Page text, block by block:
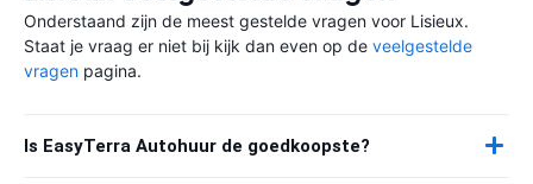
Onderstaand zijn de meest gestelde vragen voor Lisieux.
Staat je vraag er niet bij kijk dan even op de veelgestelde
vragen pagina.
Is EasyTerra Autohuur de goedkoopste?